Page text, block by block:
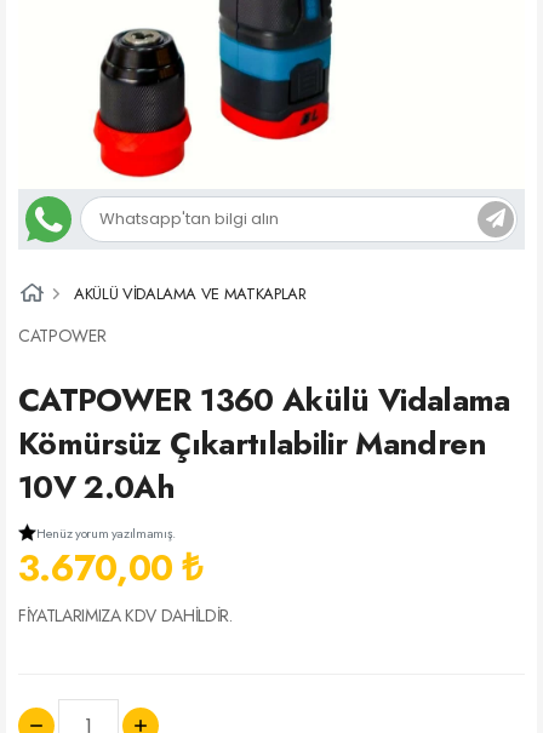
AKÜLÜ VİDALAMA VE MATKAPLAR
CATPOWER
CATPOWER 1360 Akülü Vidalama
Kömürsüz Çıkartılabilir Mandren
10V 2.0Ah
Henüz yorum yazılmamış.
3.670,00 ₺
FİYATLARIMIZA KDV DAHİLDİR.